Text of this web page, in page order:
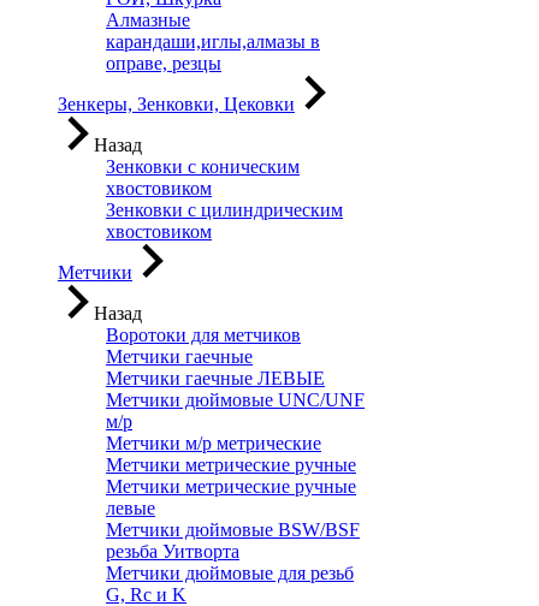
Алмазные
карандаши,иглы,алмазы в
оправе, резцы
Зенкеры, Зенковки, Цековки
Назад
Зенковки с коническим
хвостовиком
Зенковки с цилиндрическим
хвостовиком
Метчики
Назад
Воротоки для метчиков
Метчики гаечные
Метчики гаечные ЛЕВЫЕ
Метчики дюймовые UNC/UNF
м/р
Метчики м/р метрические
Метчики метрические ручные
Метчики метрические ручные
левые
Метчики дюймовые BSW/BSF
резьба Уитворта
Метчики дюймовые для резьб
G, Rc и K